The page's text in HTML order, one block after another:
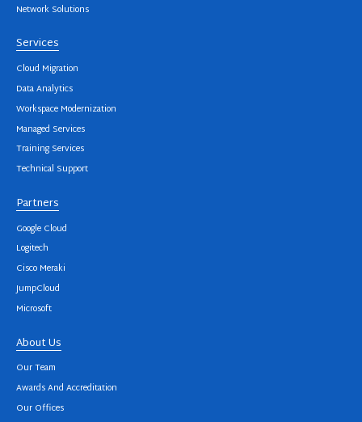
Network Solutions
Services
Cloud Migration
Data Analytics
Workspace Modernization
Managed Services
Training Services
Technical Support
Partners
Google Cloud
Logitech
Cisco Meraki
JumpCloud
Microsoft
About Us
Our Team
Awards And Accreditation
Our Offices